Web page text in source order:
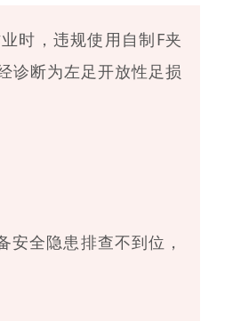
时，违规使用自制F夹
诊断为左足开放性足损
全隐患排查不到位，